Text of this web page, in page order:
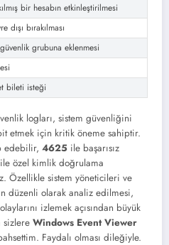
bir hesabın etkinleştirilmesi
dışı bırakılması
güvenlik grubuna eklenmesi
bileti isteği
logları, sistem güvenliğini
etmek için kritik öneme sahiptir.
edebilir, 4625 ile başarısız
ile özel kimlik doğrulama
Özellikle sistem yöneticileri ve
düzenli olarak analiz edilmesi,
izlemek açısından büyük
sizlere Windows Event Viewer
Faydalı olması dileğiyle.